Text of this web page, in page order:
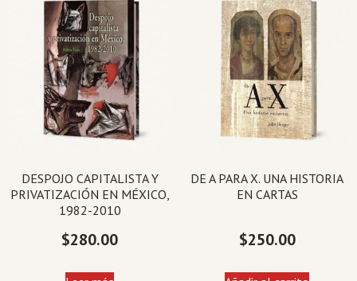
DESPOJO CAPITALISTA Y
PRIVATIZACIÓN EN MÉXICO,
1982-2010
$280.00
DE A PARA X. UNA HISTORIA
EN CARTAS
$250.00